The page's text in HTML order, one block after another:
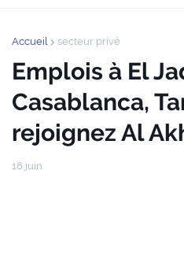
Accueil secteur privé
Emplois à El
Casablanca,
rejoignez Al
18 juin